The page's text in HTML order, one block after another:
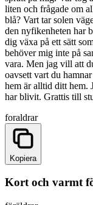
liten och frågade om
blå? Vart tar solen
den nyfikenheten har
dig växa på ett sätt
behöver mig inte på
vara. Men jag vill att
oavsett vart du
hem är alltid ditt hem.
har blivit. Grattis till
foraldrar
Kopiera
Kort och varmt